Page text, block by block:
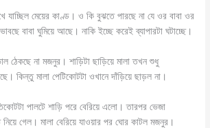
যাচ্ছিল মেয়ের কাণ্ড। ও কি বুঝতে পারছে না যে ওর বাবা ওর
বাবা ঘুমিয়ে আছে। নাকি ইচ্ছে করেই ব্যাপারটা ঘটাচ্ছে।
ঠেকছে না মজনুর। শাড়িটা ছাড়িয়ে মালা তখন শুধু
কিন্তু মালা পেটিকোটটা ওখানে দাঁড়িয়ে ছাড়ল না।
পালটে শাড়ি পরে বেরিয়ে এলো। তারপর ভেজা
গেল। মালা বেরিয়ে যাওয়ার পর ঘোর কাটল মজনুর।